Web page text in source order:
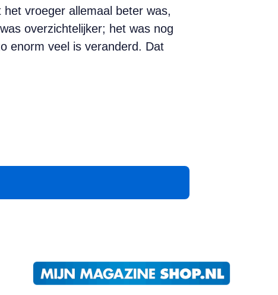
vroeger allemaal beter was,
overzichtelijker; het was nog
enorm veel is veranderd. Dat